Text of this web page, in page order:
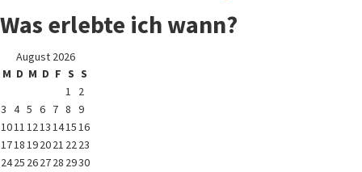
Was erlebte ich wann?
August 2026
M D M D F S S
1
2
3 4 5 6 7 8 9
1011 12 13 1415 16
1718 192021 22 23
2425 262728 2930